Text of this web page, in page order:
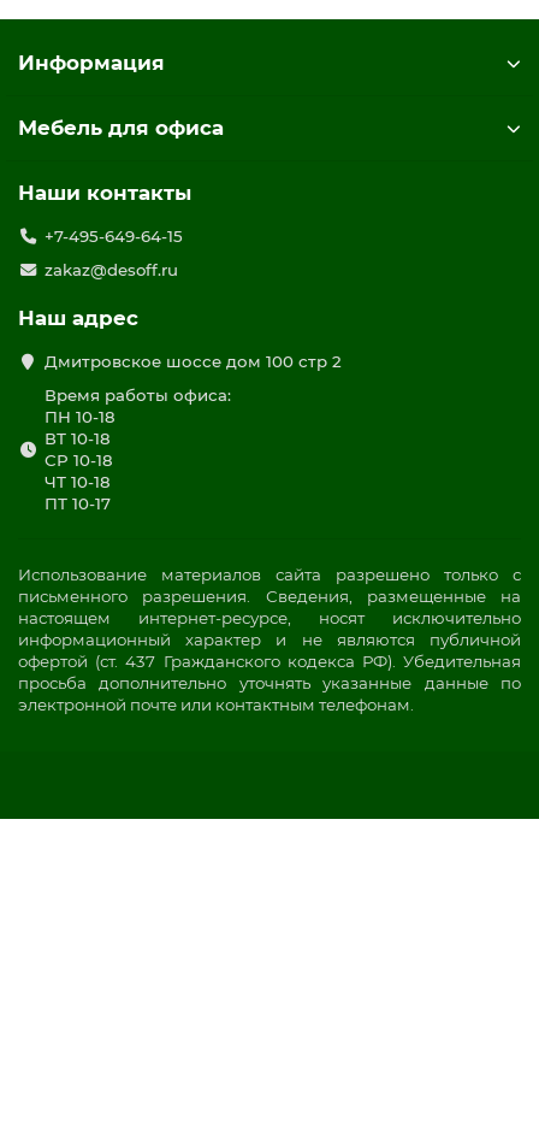
Информация
Мебель для офиса
Наши контакты
+7-495-649-64-15
zakaz@desoff.ru
Наш адрес
Дмитровское шоссе дом 100 стр 2
Время работы офиса:
ПН 10-18
ВТ 10-18
СР 10-18
ЧТ 10-18
ПТ 10-17
Использование материалов сайта разрешено только с
письменного разрешения. Сведения, размещенные на
настоящем интернет-ресурсе, носят исключительно
информационный характер и не являются публичной
офертой (ст. 437 Гражданского кодекса РФ). Убедительная
просьба дополнительно уточнять указанные данные по
электронной почте или контактным телефонам.